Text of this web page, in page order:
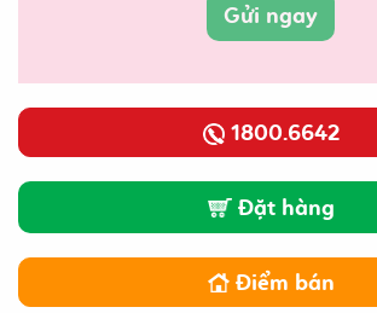
Gửi ngay
1800.6642
Đặt hàng
Điểm bán